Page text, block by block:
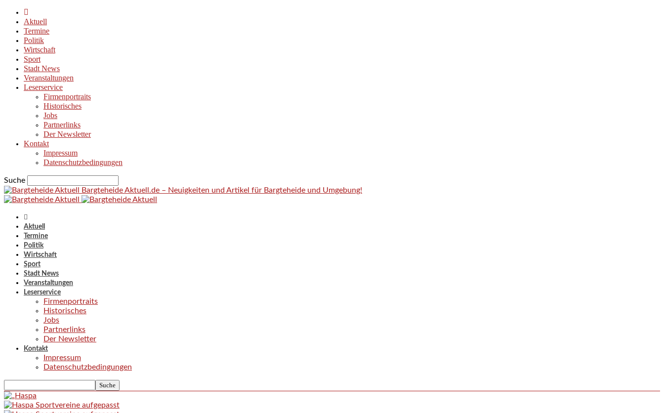
Aktuell
Termine
Politik
Wirtschaft
Sport
Stadt News
Veranstaltungen
Leserservice
Firmenportraits
Historisches
Jobs
Partnerlinks
Der Newsletter
Kontakt
Impressum
Datenschutzbedingungen
Suche
Bargteheide Aktuell.de – Neuigkeiten und Artikel für Bargteheide und Umgebung!
Aktuell
Termine
Politik
Wirtschaft
Sport
Stadt News
Veranstaltungen
Leserservice
Firmenportraits
Historisches
Jobs
Partnerlinks
Der Newsletter
Kontakt
Impressum
Datenschutzbedingungen